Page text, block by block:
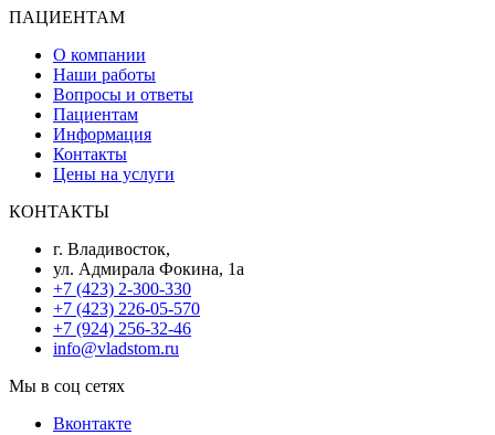
ПАЦИЕНТАМ
О компании
Наши работы
Вопросы и ответы
Пациентам
Информация
Контакты
Цены на услуги
КОНТАКТЫ
г. Владивосток,
ул. Адмирала Фокина, 1а
+7 (423) 2-300-330
+7 (423) 226-05-570
+7 (924) 256-32-46
info@vladstom.ru
Мы в соц сетях
Вконтакте